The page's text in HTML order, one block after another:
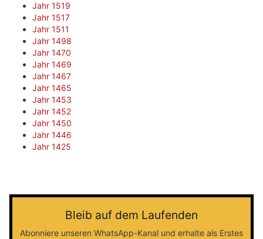
Jahr 1519
Jahr 1517
Jahr 1511
Jahr 1498
Jahr 1470
Jahr 1469
Jahr 1467
Jahr 1465
Jahr 1453
Jahr 1452
Jahr 1450
Jahr 1446
Jahr 1425
Bleib auf dem Laufenden
Abonniere unseren WhatsApp-Kanal und erhalte als Erstes